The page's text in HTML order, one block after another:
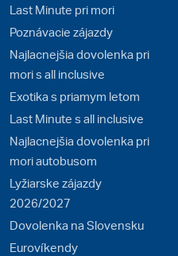
Last Minute pri mori
Poznávacie zájazdy
Najlacnejšia dovolenka pri
mori s all inclusive
Exotika s priamym letom
Last Minute s all inclusive
Najlacnejšia dovolenka pri
mori autobusom
Lyžiarske zájazdy
2026/2027
Dovolenka na Slovensku
Eurovíkendy